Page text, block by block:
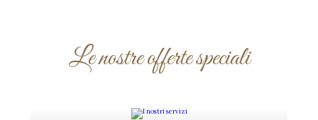
Le nostre offerte speciali